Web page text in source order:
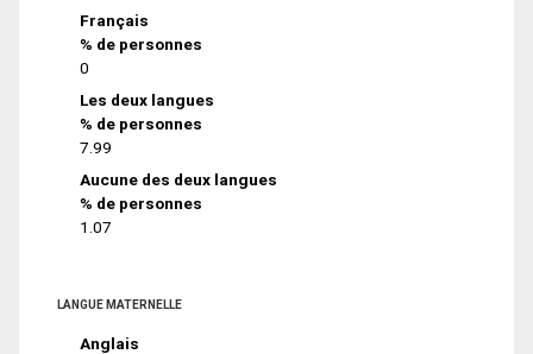
Français
% de personnes
0
Les deux langues
% de personnes
7.99
Aucune des deux langues
% de personnes
1.07
LANGUE MATERNELLE
Anglais